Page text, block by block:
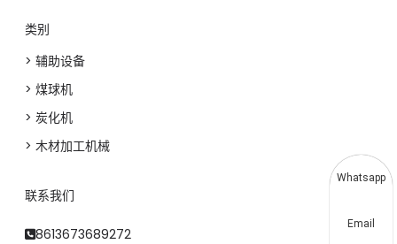
类别
> 辅助设备
> 煤球机
> 炭化机
> 木材加工机械
联系我们
8613673689272
Whatsapp
Email